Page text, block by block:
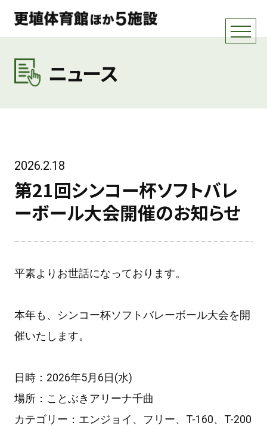
ニュース
2026.2.18
第21回シンコー杯ソフトバレ
ーボール大会開催のお知らせ
平素よりお世話になっております。
本年も、シンコー杯ソフトバレーボール大会を開
催いたします。
日時：2026年5月6日(水)
場所：ことぶきアリーナ千曲
カテゴリー：エンジョイ、フリー、T-160、T-200